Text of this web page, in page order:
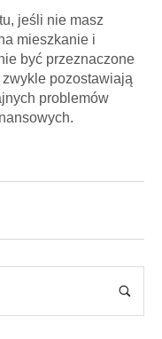
jeśli nie masz
mieszkanie i
być przeznaczone
zwykle pozostawiają
problemów